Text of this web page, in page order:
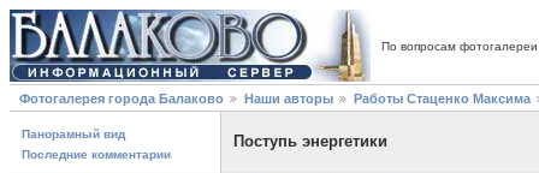
По вопросам
Фотогалерея города Балаково Наши авторы Работы Стаценко Максима
Панорамный вид
Последние комментарии
Поступь энергетики